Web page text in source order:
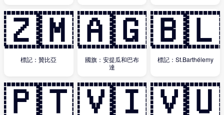
🇿🇲
標記：贊比亞
🇦🇬
國旗：安提瓜和巴布
達
🇧🇱
標記：St.Barthélemy
🇵🇹🇻🇮🇻🇺